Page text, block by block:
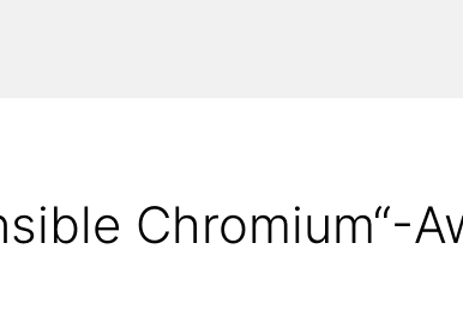
Chromium“-